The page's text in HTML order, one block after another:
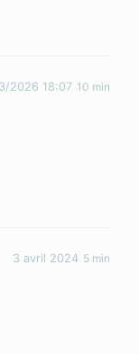
2026 18:07 10 min
3 avril 2024 5 min